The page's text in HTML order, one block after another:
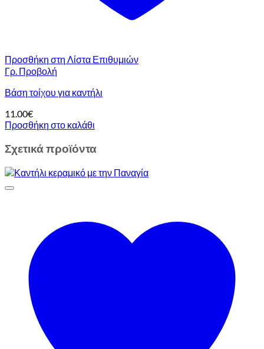
Προσθήκη στη Λίστα Επιθυμιών
Γρ. Προβολή
Βάση τοίχου για καντήλι
11.00€
Προσθήκη στο καλάθι
Σχετικά προϊόντα